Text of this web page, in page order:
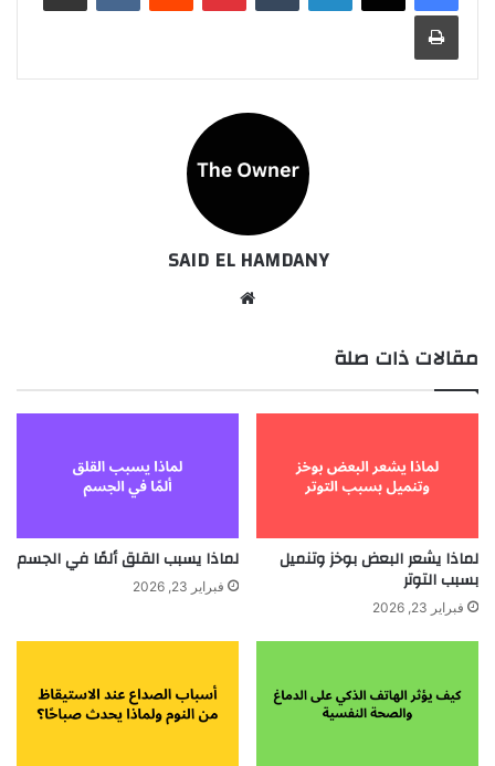
طباعة
SAID EL HAMDANY
مقالات ذات صلة
لماذا يشعر البعض بوخز وتنميل
بسبب التوتر
فبراير 23, 2026
لماذا يسبب القلق ألمًا في الجسم
فبراير 23, 2026